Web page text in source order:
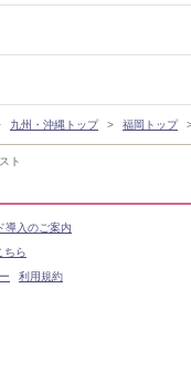
ト
九州・沖縄トップ 福岡トップ
導入のご案内
ちら
利用規約